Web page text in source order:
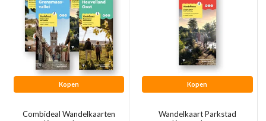
Kopen
Combideal Wandelkaarten
Kopen
Wandelkaart Parkstad